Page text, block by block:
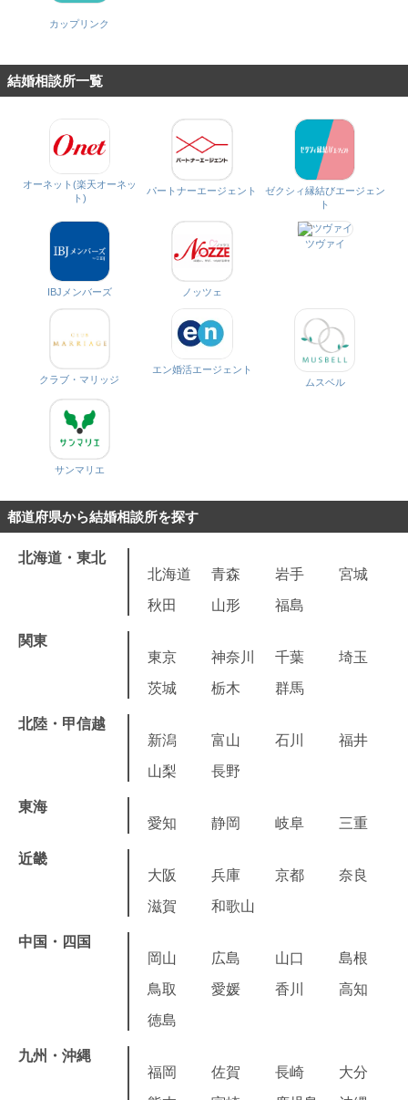
カップリンク
結婚相談所一覧
オーネット(楽天オーネッ
ト)
パートナーエージェント
ゼクシィ縁結びエージェン
ト
IBJメンバーズ ノッツェ
ツヴァイ
クラブ・マリッジ
エン婚活エージェント
ムスベル
サンマリエ
都道府県から結婚相談所を探す
北海道・東北
北海道
青森 岩手
宮城
秋田
山形 福島
関東
東京
神奈川 千葉
埼玉
茨城
栃木 群馬
北陸・甲信越
新潟
富山 石川
福井
山梨
長野
東海
愛知
静岡 岐阜 三重
近畿
大阪
兵庫 京都
奈良
滋賀
和歌山
中国・四国
岡山
広島 山口
島根
鳥取
愛媛 香川
高知
徳島
九州・沖縄
福岡
佐賀 長崎
大分